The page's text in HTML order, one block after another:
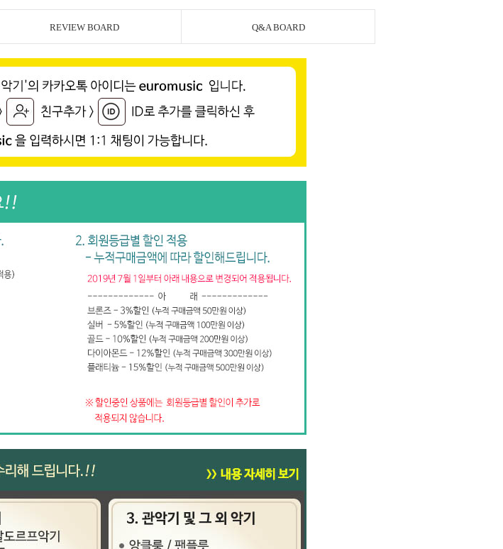
REVIEW BOARD Q&A BOARD